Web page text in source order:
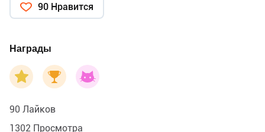
90 Нравится
Награды
90 Лайков
1302 Просмотра